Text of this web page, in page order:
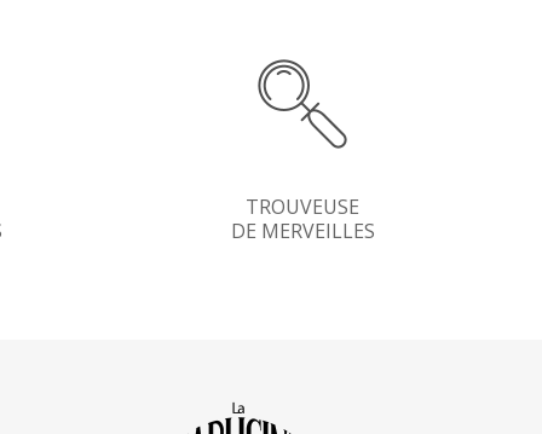
TROUVEUSE
DE MERVEILLES